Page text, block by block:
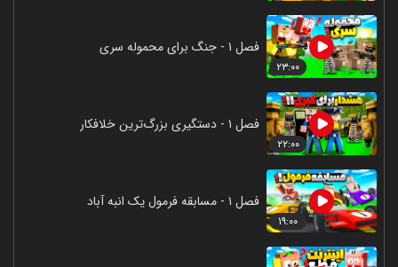
۲۳:۰۰
فصل ۱ - جنگ برای محموله سری
۲۲:۰۰
فصل ۱ - دستگیری بزرگ‌ترین خلافکار
۱۹:۰۰
فصل ۱ - مسابقه فرمول یک انبه آباد